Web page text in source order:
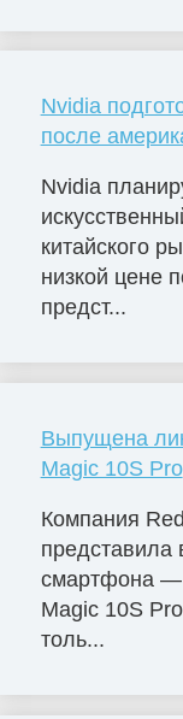
Nvidia
после
Nvidia
китайского
низкой цене
предст...
Выпущена
Magic 10S Pro
Компания
представила
смартфона —
Magic 10S
толь...